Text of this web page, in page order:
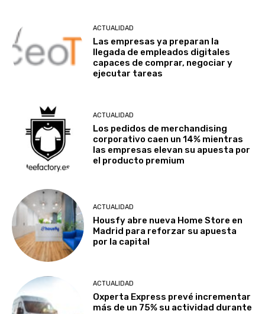
ACTUALIDAD
Las empresas ya preparan la
llegada de empleados digitales
capaces de comprar, negociar y
ejecutar tareas
ACTUALIDAD
Los pedidos de merchandising
corporativo caen un 14% mientras
las empresas elevan su apuesta por
el producto premium
ACTUALIDAD
Housfy abre nueva Home Store en
Madrid para reforzar su apuesta
por la capital
ACTUALIDAD
Oxperta Express prevé incrementar
más de un 75% su actividad durante